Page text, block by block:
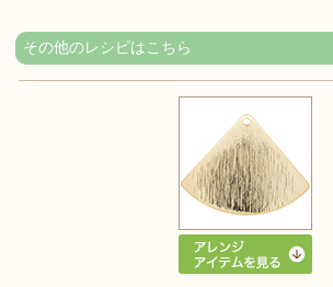
その他のレシピはこちら